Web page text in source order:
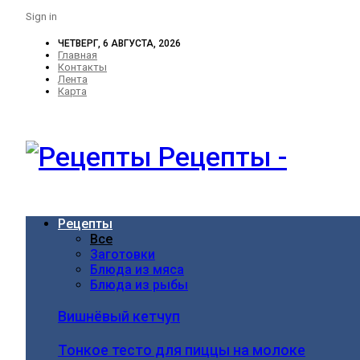
Sign in
ЧЕТВЕРГ, 6 АВГУСТА, 2026
Главная
Контакты
Лента
Карта
Рецепты -
Рецепты
Все
Заготовки
Блюда из мяса
Блюда из рыбы
Вишнёвый кетчуп
Тонкое тесто для пиццы на молоке